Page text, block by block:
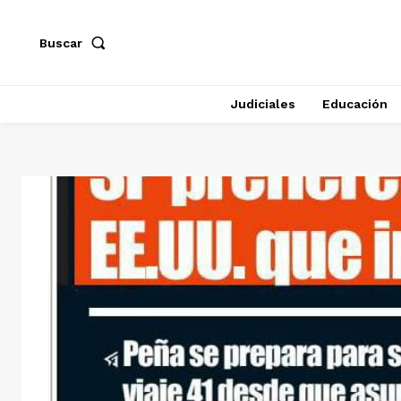
Buscar
Judiciales Educación